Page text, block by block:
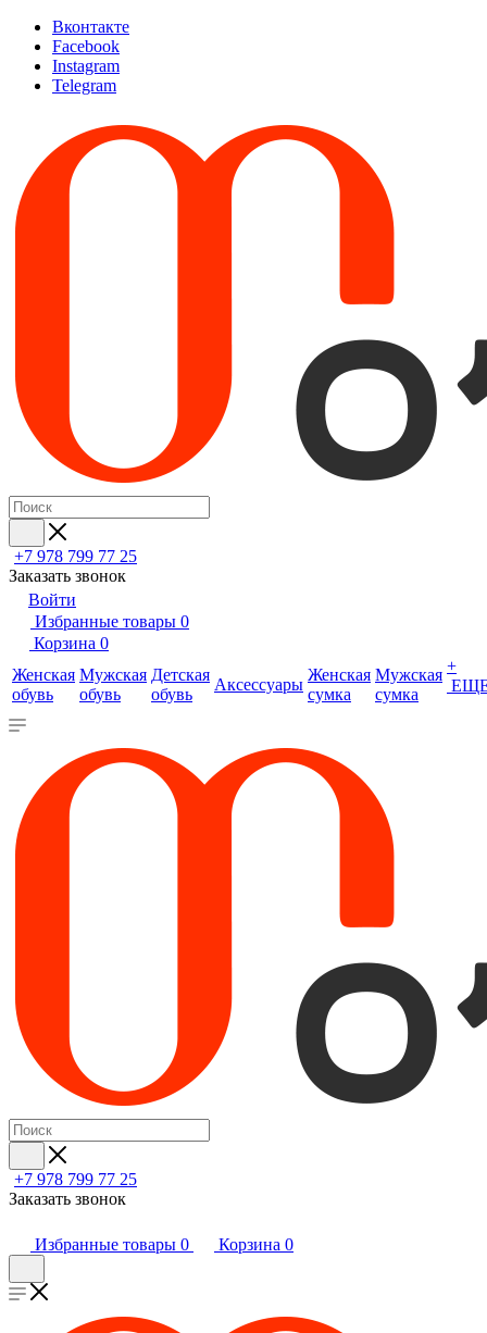
Вконтакте
Facebook
Instagram
Telegram
+7 978 799 77 25
Заказать звонок
Войти
Избранные товары 0
Корзина 0
Женская
обувь
Мужская
обувь
Детская
обувь
Аксессуары
Женская
сумка
Мужская
сумка
+
+7 978 799 77 25
Заказать звонок
Избранные товары 0 Корзина 0